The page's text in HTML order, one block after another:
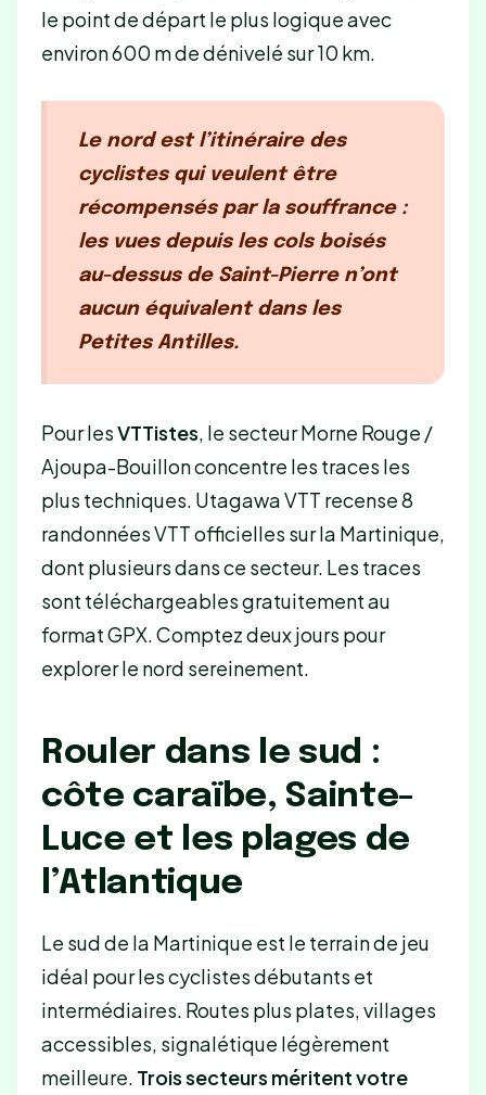
le point de départ le plus logique avec
environ 600 m de dénivelé sur 10 km.
Le nord est l’itinéraire des
cyclistes qui veulent être
récompensés par la souffrance:
les vues depuis les cols boisés
au-dessus de Saint-Pierre n’ont
aucun équivalent dans les
Petites Antilles.
Pour lesVTTistes, le secteur Morne Rouge /
Ajoupa-Bouillon concentre les traces les
plus techniques. Utagawa VTT recense 8
randonnées VTT officielles sur la Martinique,
dont plusieurs dans ce secteur. Les traces
sont téléchargeables gratuitement au
format GPX. Comptez deux jours pour
explorer le nord sereinement.
Rouler dans le sud :
côte caraïbe, Sainte-
Luce et les plages de
l’Atlantique
Le sud de la Martinique est le terrain de jeu
idéal pour les cyclistes débutants et
intermédiaires. Routes plus plates, villages
accessibles, signalétique légèrement
meilleure. Trois secteurs méritent votre